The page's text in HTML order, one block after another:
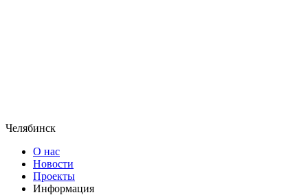
Челябинск
О нас
Новости
Проекты
Информация